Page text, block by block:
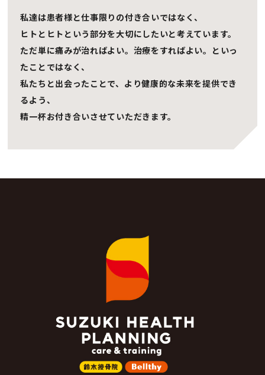
私達は患者様と仕事限りの付き合いではなく、
ヒトとヒトという部分を大切にしたいと考えています。
ただ単に痛みが治ればよい。治療をすればよい。 といっ
たことではなく、
私たちと出会ったことで、より健康的な未来を提供でき
るよう、
精一杯お付き合いさせていただきます。